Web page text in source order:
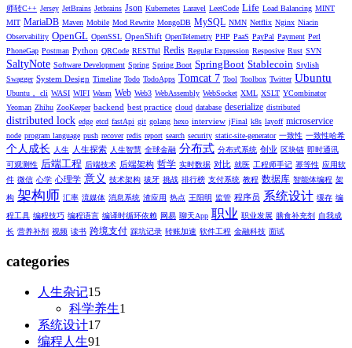
师转C++ Jersey JetBrains Jetbrains Json Kubernetes Laravel LeetCode Life Load Balancing MINT
MIT MariaDB Maven Mobile Mod Rewrite MongoDB MySQL NMN Netflix Nginx Niacin
Observability OpenGL OpenSSL OpenShift OpenTelemetry PHP PaaS PayPal Payment Perl
PhoneGap Postman Python QRCode RESTful Redis Regular Expression Resposive Rust SVN
SaltyNote Software Development Spring Spring Boot SpringBoot Stablecoin Stylish
Swagger System Design Timeline Todo TodoApps Tomcat 7 Tool Toolbox Twitter Ubuntu
Ubuntu， cli WASI WIFI Wasm Web Web3 WebAssembly WebSocket XML XSLT YCombinator
Yeoman Zhihu ZooKeeper backend best practice cloud database deserialize distributed
distributed lock edge etcd fastApi git golang hexo interview jFinal k8s layoff microservice
node program language push recover redis report search security static-site-generator 一致性 一致性哈希
个人成长 人生 人生探索 人生智慧 全球金融 分布式 分布式系统 创业 区块链 即时通讯
可观测性 后端工程 后端技术 后端架构 哲学 实时数据 对比 就医 工程师手记 幂等性 应用软
件 微信 心学 心理学 意义 技术架构 拔牙 挑战 排行榜 支付系统 教程 数据库 智能体编程 架
构 架构师 汇率 流媒体 消息系统 渣应用 热点 王阳明 监管 程序员 系统设计 缓存 编
程工具 编程技巧 编程语言 编译时循环依赖 网易 聊天App 职业 职业发展 膳食补充剂
自我成
长 营养补剂 视频 读书 跨境支付 踩坑记录 转账加速 软件工程 金融科技 面试
categories
人生杂记15
科学养生1
系统设计17
编程人生91